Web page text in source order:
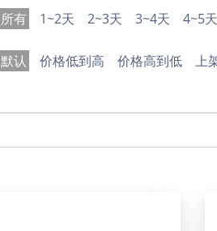
所有 1~2天 2~3天 3~4天 4~5天
默认 价格低到高 价格高到低 上